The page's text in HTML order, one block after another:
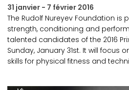
31 janvier - 7 février 2016
The Rudolf Nureyev Foundation is
strength, conditioning and
talented candidates of the 2016
Sunday, January 31st. It will focus
skills for physical fitness and